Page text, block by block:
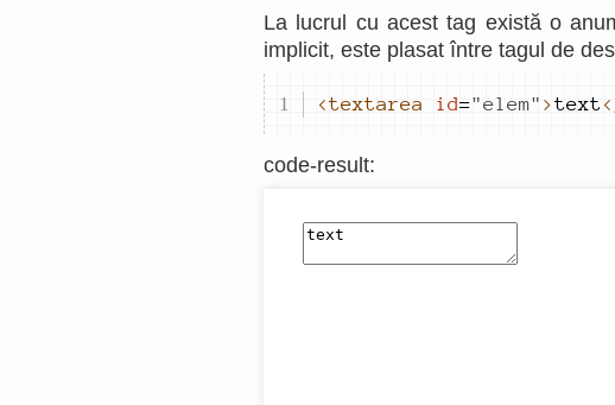
La lucrul cu acest tag există o
implicit, este plasat între tagul de
<textarea id="elem" >text
code-result: